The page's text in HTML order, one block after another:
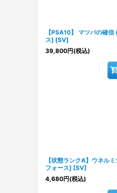
【PSA10】 マツバの確
ス] [SV]
39,800円(税込)
【状態ランクA】ウネ
フォース] [SV]
4,680円(税込)